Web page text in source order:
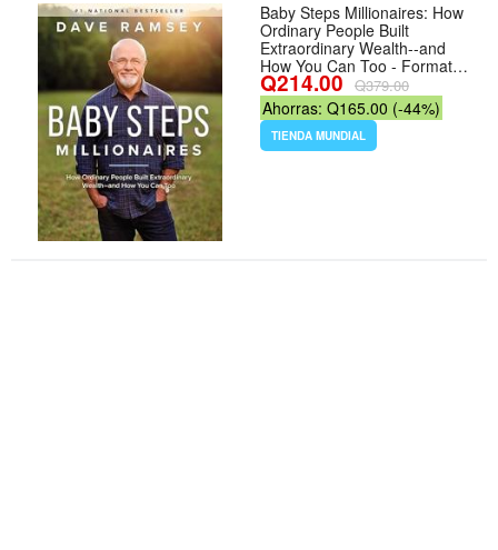
Baby Steps Millionaires: How
Ordinary People Built
Extraordinary Wealth--and
How You Can Too - Formato
Hardcover
Q214.00 Q379.00
Ahorras: Q165.00 (-44%)
TIENDA MUNDIAL